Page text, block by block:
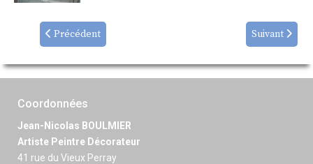
Précédent Suivant
Coordonnées
Jean-Nicolas BOULMIER
Artiste Peintre Décorateur
41 rue du Vieux Perray